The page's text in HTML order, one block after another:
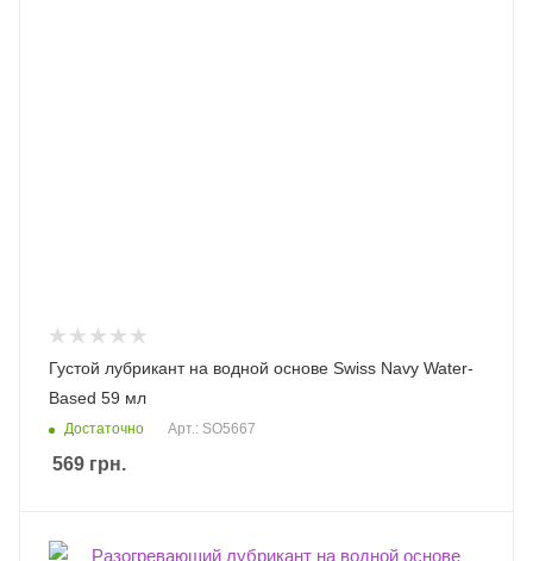
Густой лубрикант на водной основе Swiss Navy Water-
Based 59 мл
Достаточно Арт.: SO5667
569 грн.